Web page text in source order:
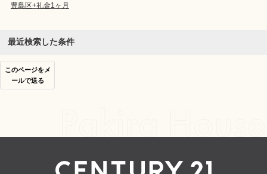
豊島区+礼金1ヶ月
最近検索した条件
このページをメ
ールで送る